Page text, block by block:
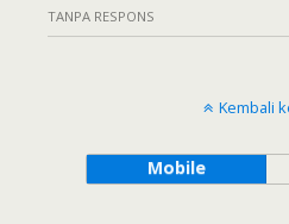
TANPA RESPONS
Kembali
Mobile